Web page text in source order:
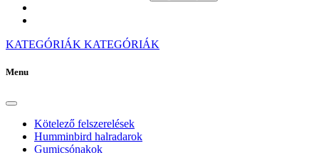
KATEGÓRIÁK KATEGÓRIÁK
Menu
Kötelező felszerelések
Humminbird halradarok
Gumicsónakok